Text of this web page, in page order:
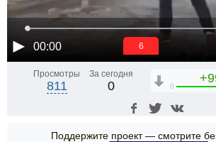
00:00 6
Просмотры
811
За сегодня
0 0
Поддержите проект — смотрите